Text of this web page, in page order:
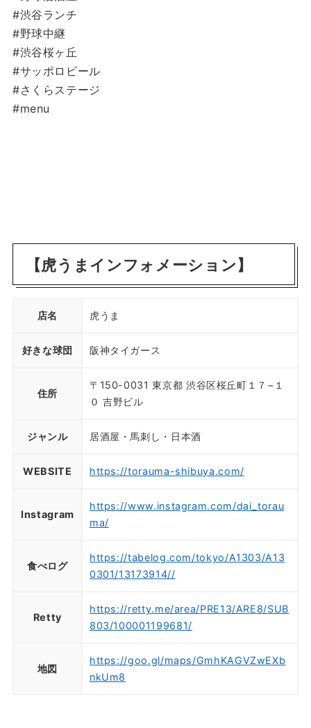
#渋谷ランチ
#野球中継
#渋谷桜ヶ丘
#サッポロビール
#さくらステージ
#menu
【虎うまインフォメーション】
店名 虎うま
好きな球団 阪神タイガース
住所
〒150-0031 東京都 渋谷区桜丘町１７−１
０ 吉野ビル
ジャンル 居酒屋・馬刺し・日本酒
WEBSITE https://torauma-shibuya.com/
Instagram
https://www.instagram.com/dai_torau
ma/
食べログ
https://tabelog.com/tokyo/A1303/A13
0301/13173914//
Retty
https://retty.me/area/PRE13/ARE8/SUB
803/100001199681/
地図
https://goo.gl/maps/GmhKAGVZwEXb
nkUm8